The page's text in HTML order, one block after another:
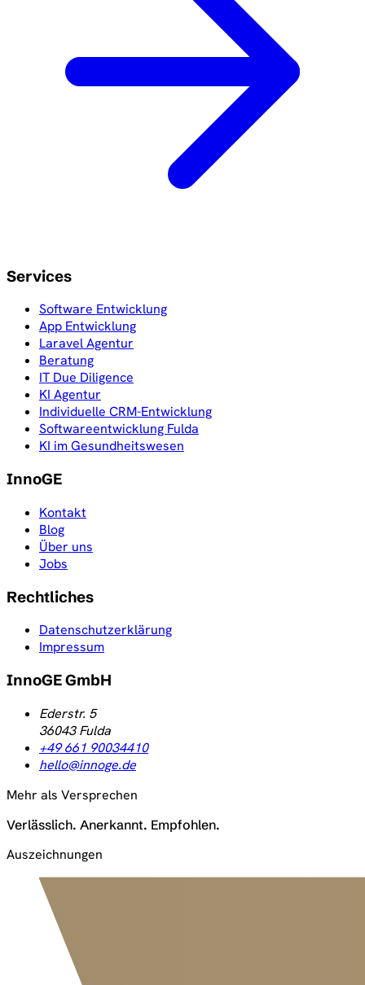
Services
Software Entwicklung
App Entwicklung
Laravel Agentur
Beratung
IT Due Diligence
KI Agentur
Individuelle CRM-Entwicklung
Softwareentwicklung Fulda
KI im Gesundheitswesen
InnoGE
Kontakt
Blog
Über uns
Jobs
Rechtliches
Datenschutzerklärung
Impressum
InnoGE GmbH
Ederstr. 5
36043 Fulda
+49 661 90034410
hello@innoge.de
Mehr als Versprechen
Verlässlich. Anerkannt. Empfohlen.
Auszeichnungen